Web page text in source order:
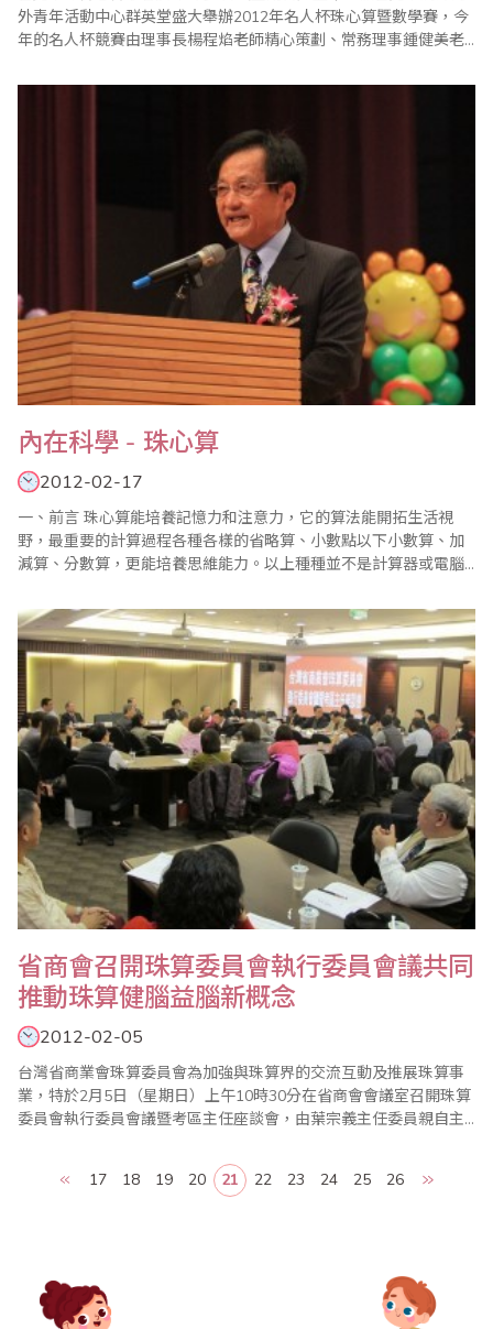
外青年活動中心群英堂盛大舉辦2012年名人杯珠心算暨數學賽，今
年的名人杯競賽由理事長楊程焰老師精心策劃、常務理事鍾健美老
老師們的協助與配合，比賽圓滿成功！本屆比賽，在珠心算部份，
心算組，同時保留著名人杯最大的特色--唸心算比..
內在科學 - 珠心算
2012-02-17
一、前言 珠心算能培養記憶力和注意力，它的算法能開拓生活視
野，最重要的計算過程各種各樣的省略算、小數點以下小數算、加
減算、分數算，更能培養思維能力。以上種種並不是計算器或電腦
能得到知識是從數字開始，老年失智也是從缺乏數字感覺開始，數
字是人生的命脈，是生命、生活、生存的原動力，它在形成的過程
中所累積起來的科學產..
省商會召開珠算委員會執行委員會議共同
推動珠算健腦益腦新概念
2012-02-05
台灣省商業會珠算委員會為加強與珠算界的交流互動及推展珠算事
業，特於2月5日（星期日）上午10時30分在省商會會議室召開珠算
委員會執行委員會議暨考區主任座談會，由葉宗義主任委員親自主
員會名譽主任委員、副主任委員、執行顧問、執行委員及珠算心算
聯合測試考區主任共同參與。 會中除報告珠算委員會100年度各項
17 18 19 20 21 22 23 24 25 26